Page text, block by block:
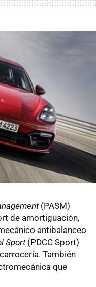
(PASM)
de amortiguación,
antibalanceo
Sport(PDCC Sport)
También
que